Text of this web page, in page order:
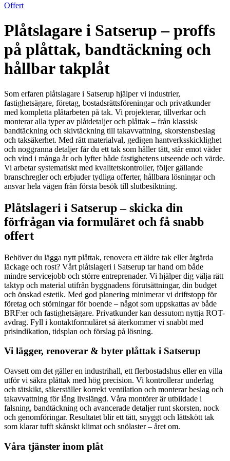
Offert
Plåtslagare i Satserup – proffs
på plåttak, bandtäckning och
hållbar takplåt
Som erfaren plåtslagare i Satserup hjälper vi industrier,
fastighetsägare, företag, bostadsrättsföreningar och privatkunder
med kompletta plåtarbeten på tak. Vi projekterar, tillverkar och
monterar alla typer av plåtdetaljer och plåttak – från klassisk
bandtäckning och skivtäckning till takavvattning, skorstensbeslag
och taksäkerhet. Med rätt materialval, gedigen hantverksskicklighet
och noggranna detaljer får du ett tak som håller tätt, står emot väder
och vind i många år och lyfter både fastighetens utseende och värde.
Vi arbetar systematiskt med kvalitetskontroller, följer gällande
branschregler och erbjuder tydliga offerter, hållbara lösningar och
ansvar hela vägen från första besök till slutbesiktning.
Plåtslageri i Satserup – skicka din
förfrågan via formuläret och få snabb
offert
Behöver du lägga nytt plåttak, renovera ett äldre tak eller åtgärda
läckage och rost? Vårt plåtslageri i Satserup tar hand om både
mindre servicejobb och större entreprenader. Vi hjälper dig välja rätt
taktyp och material utifrån byggnadens förutsättningar, din budget
och önskad estetik. Med god planering minimerar vi driftstopp för
företag och störningar för boende – något som uppskattas av både
BRF:er och fastighetsägare. Privatkunder kan dessutom nyttja ROT-
avdrag. Fyll i kontaktformuläret så återkommer vi snabbt med
prisindikation, tidsplan och förslag på lösning.
Vi lägger, renoverar & byter plåttak i Satserup
Oavsett om det gäller en industrihall, ett flerbostadshus eller en villa
utför vi säkra plåttak med hög precision. Vi kontrollerar underlag
och tätskikt, säkerställer korrekt ventilation och monterar beslag och
takavvattning för lång livslängd. Våra montörer är utbildade i
falsning, bandtäckning och avancerade detaljer runt skorsten, nock
och genomföringar. Resultatet blir ett tätt, snyggt och lättskött tak
som klarar tufft skånskt klimat och snölaster – året om.
Våra tjänster inom plåt